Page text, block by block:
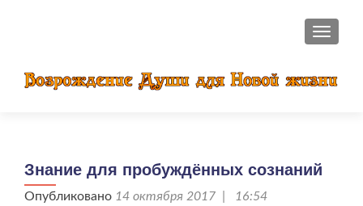
Знание для пробуждённых сознаний
Опубликовано 14 октября 2017 | 16:54